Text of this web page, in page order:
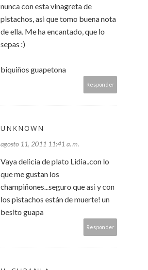
nunca con esta vinagreta de
pistachos, asi que tomo buena nota
de ella. Me ha encantado, que lo
sepas :)
biquiños guapetona
Responder
UNKNOWN
agosto 11, 2011 11:41 a. m.
Vaya delicia de plato Lidia..con lo
que me gustan los
champiñones...seguro que asi y con
los pistachos están de muerte! un
besito guapa
Responder